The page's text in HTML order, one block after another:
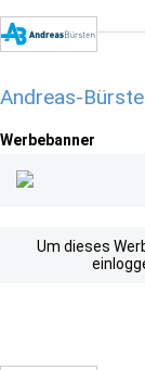
Andreas-
Werbebanner
Um dieses